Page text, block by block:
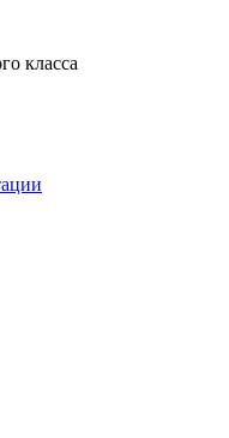
класса